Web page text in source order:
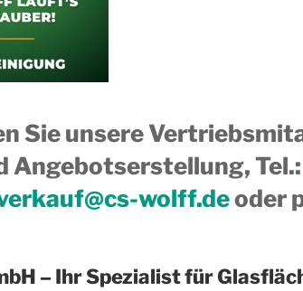
Sie unsere
Angebotserstellung, Tel.:
wolff.deoder
– Ihr Spezialist für